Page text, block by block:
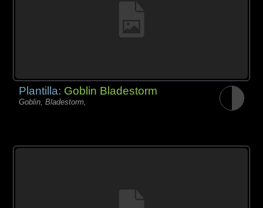
Plantilla: Goblin Bladestorm
Goblin, Bladestorm,